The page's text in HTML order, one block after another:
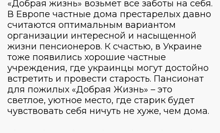
«Добрая жизнь» возьмет все заботы на себя.
В Европе частные дома престарелых давно
считаются оптимальным вариантом
организации интересной и насыщенной
жизни пенсионеров. К счастью, в Украине
тоже появились хорошие частные
учреждения, где украинцы могут достойно
встретить и провести старость. Пансионат
для пожилых «Добрая Жизнь» – это
светлое, уютное место, где старик будет
чувствовать себя ничуть не хуже, чем дома.